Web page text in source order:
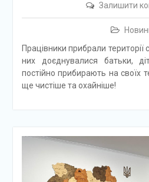
Залишити
Працівники прибрали
них доєднувалися батьки,
постійно прибирають на своїх
ще чистіше та охайніше!